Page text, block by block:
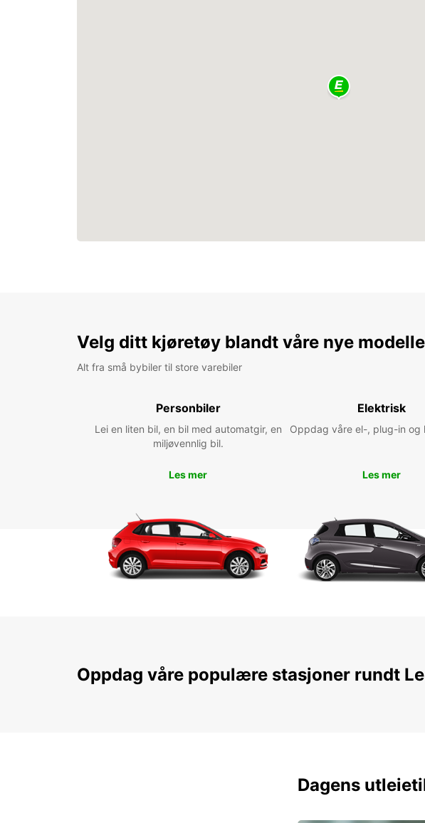
Velg ditt kjøretøy blandt våre nye
Alt fra små bybiler til store varebiler
Personbiler
Lei en liten bil, en bil med automatgir, en
miljøvennlig bil.
Les mer
Elektrisk
Oppdag våre el-, plug-in og
Les mer
Oppdag våre populære stasjoner rundt
Dagens